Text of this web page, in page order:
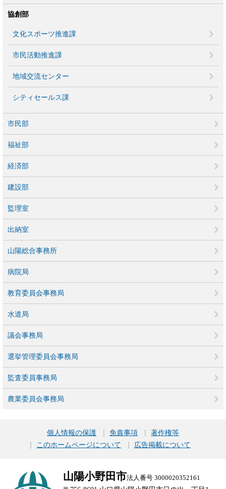
協創部
文化スポーツ推進課
市民活動推進課
地域交流センター
シティセールス課
市民部
福祉部
経済部
建設部
監理室
出納室
山陽総合事務所
病院局
教育委員会事務局
水道局
議会事務局
選挙管理委員会事務局
監査委員事務局
農業委員会事務局
個人情報の保護 免責事項
著作権等
このホームページについて
広告掲載について
山陽小野田市法人番号 3000020352161